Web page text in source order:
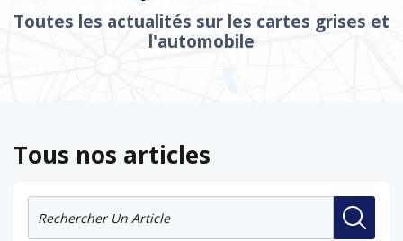
Toutes les actualités sur les cartes grises et
l'automobile
Tous nos articles